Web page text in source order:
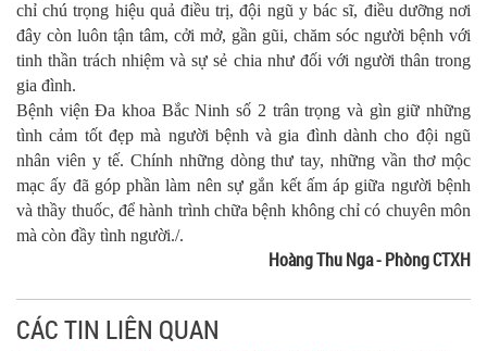
chỉ chú trọng hiệu quả điều trị, đội ngũ y bác sĩ, điều dưỡng nơi
đây còn luôn tận tâm, cởi mở, gần gũi, chăm sóc người bệnh với
tinh thần trách nhiệm và sự sẻ chia như đối với người thân trong
gia đình.
Bệnh viện Đa khoa Bắc Ninh số 2 trân trọng và gìn giữ những
tình cảm tốt đẹp mà người bệnh và gia đình dành cho đội ngũ
nhân viên y tế. Chính những dòng thư tay, những vần thơ mộc
mạc ấy đã góp phần làm nên sự gắn kết ấm áp giữa người bệnh
và thầy thuốc, để hành trình chữa bệnh không chỉ có chuyên môn
mà còn đầy tình người./.
Hoàng Thu Nga - Phòng CTXH
CÁC TIN LIÊN QUAN